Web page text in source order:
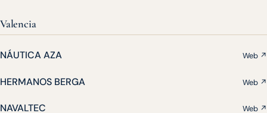
Valencia
NÁUTICA AZA Web ↗
HERMANOS BERGA Web ↗
NAVALTEC Web ↗